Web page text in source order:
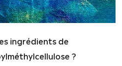
ingrédients de
?